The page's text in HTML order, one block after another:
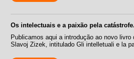
Os intelectuais e a paixão pela
Publicamos aqui a introdução ao novo livro
Slavoj Zizek, intitulado Gli intelletuali e la